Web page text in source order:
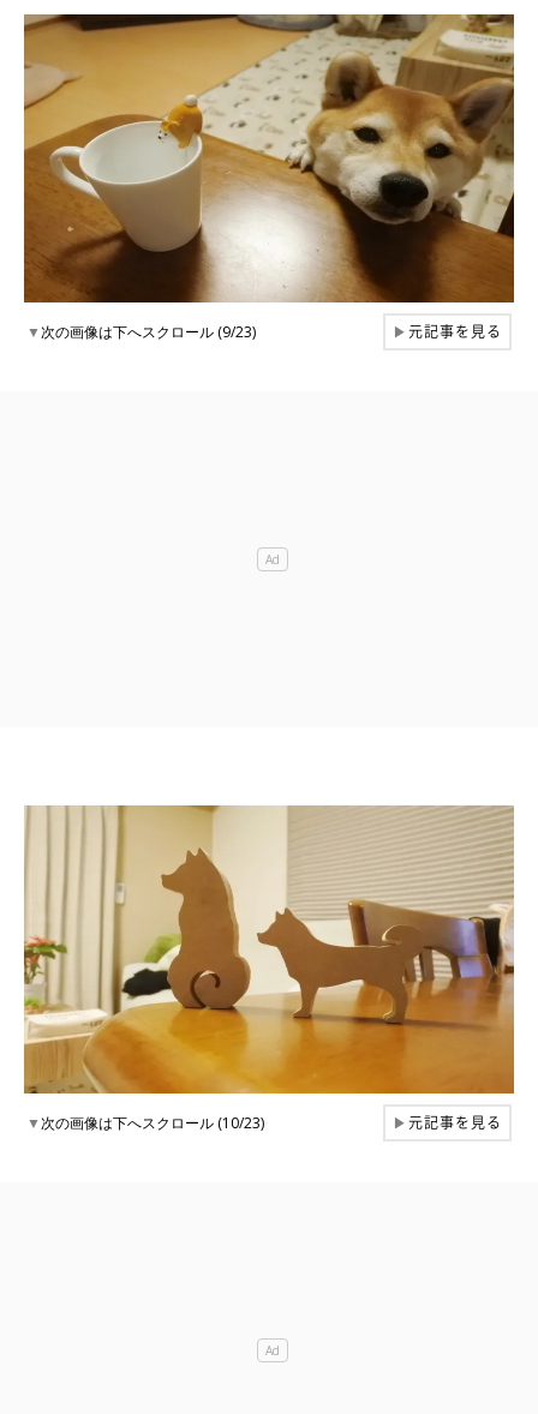
▼次の画像は下へスクロール (9/23) ▶元記事を見る
▼次の画像は下へスクロール (10/23) ▶元記事を見る